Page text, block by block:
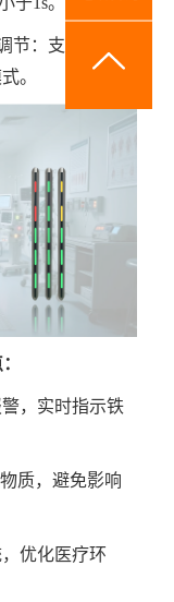
节：支持自定义
。
，实时指示铁
质，避免影响
优化医疗环